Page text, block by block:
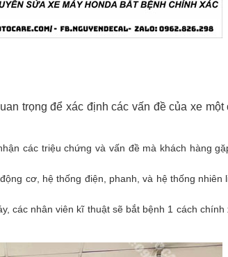
trọng để xác định các vấn đề của xe một
các triệu chứng và vấn đề mà khách hàng
cơ, hệ thống điện, phanh, và hệ thống nhiên
các nhân viên kĩ thuật sẽ bắt bệnh 1 cách